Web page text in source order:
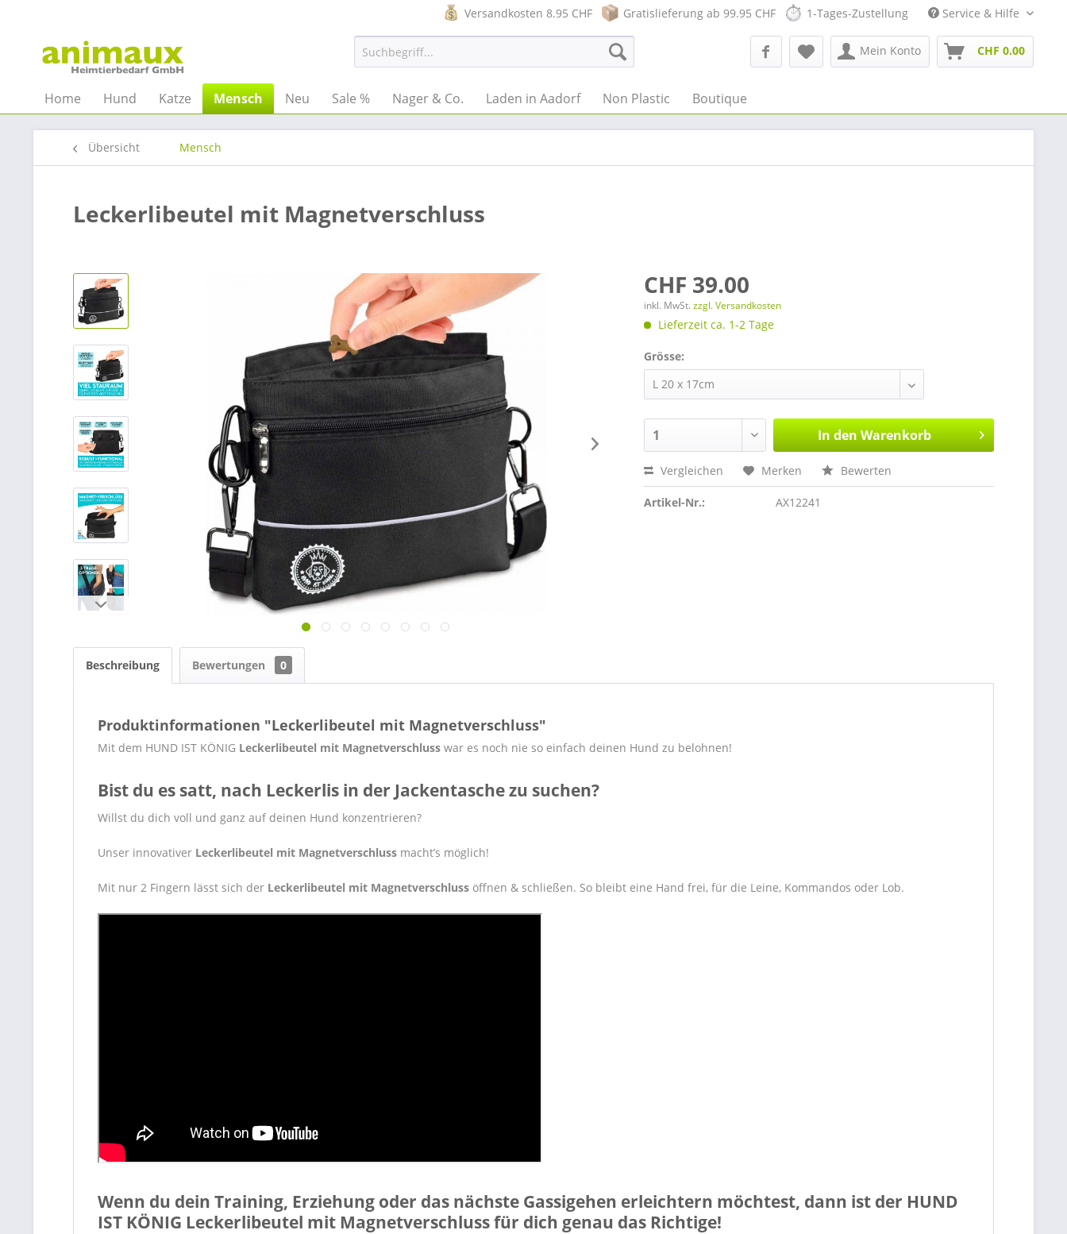
Versandkosten 8.95 CHF Gratislieferung ab 99.95 CHF 1-Tages-Zustellung Service & Hilfe
Mein Konto CHF 0.00
Home Hund Katze Mensch Neu Sale % Nager & Co. Laden in Aadorf Non Plastic Boutique
Übersicht Mensch
Leckerlibeutel mit Magnetverschluss
CHF 39.00
inkl. MwSt.zzgl. Versandkosten
Lieferzeit ca. 1-2 Tage
Grösse:
In den Warenkorb
Vergleichen Merken Bewerten
Artikel-Nr.: AX12241
Beschreibung Bewertungen 0
Produktinformationen "Leckerlibeutel mit Magnetverschluss"
Mit dem HUND IST KÖNIG Leckerlibeutel mit Magnetverschluss war es noch nie so einfach deinen Hund zu belohnen!
Bist du es satt, nach Leckerlis in der Jackentasche zu suchen?
Willst du dich voll und ganz auf deinen Hund konzentrieren?
Unser innovativer Leckerlibeutel mit Magnetverschluss macht’s möglich!
Mit nur 2 Fingern lässt sich der Leckerlibeutel mit Magnetverschluss öffnen & schließen. So bleibt eine Hand frei, für die Leine, Kommandos oder Lob.
Wenn du dein Training, Erziehung oder das nächste Gassigehen erleichtern möchtest, dann ist der HUND
IST KÖNIG Leckerlibeutel mit Magnetverschlussfür dich genau das Richtige!